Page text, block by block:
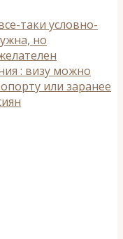
таки условно-
но
: визу можно
или заранее